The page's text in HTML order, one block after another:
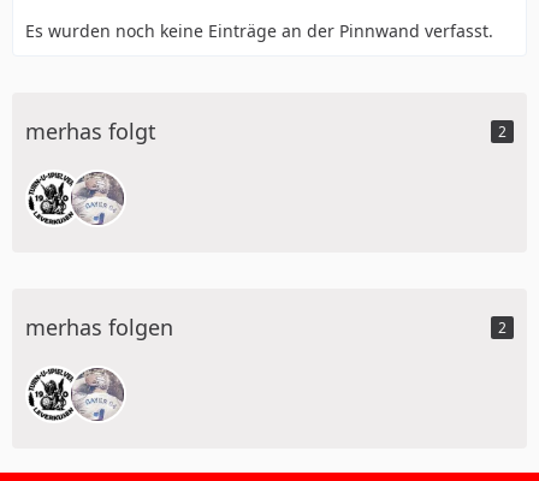
Es wurden noch keine Einträge an der Pinnwand verfasst.
merhas folgt 2
merhas folgen 2